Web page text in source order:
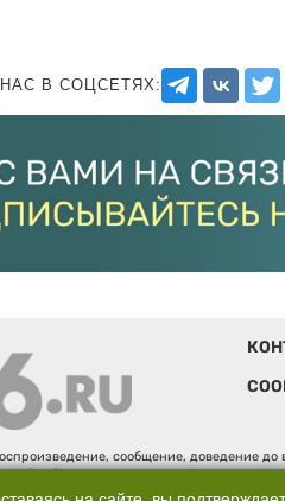
В СОЦСЕТЯХ:
сообщение, доведение до
(18+) зарегистрировано
Общество с ограниченной